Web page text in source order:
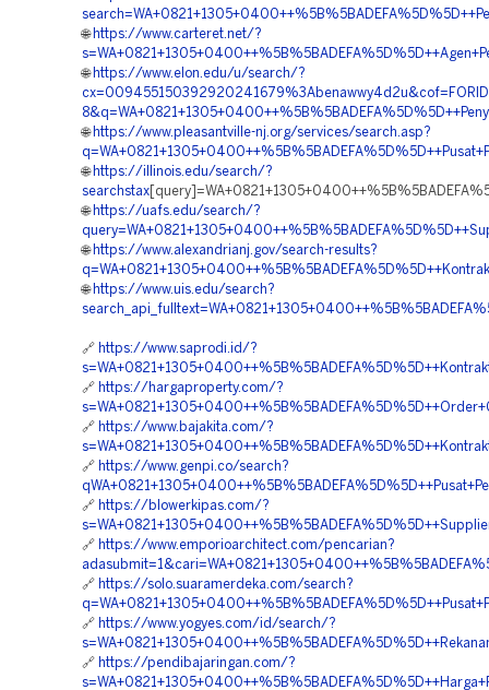
🌐 https://www.carteret.net/?
🌐 https://www.elon.edu/u/search/?
🌐 https://www.pleasantville-nj.org/services/search.asp?
🌐 https://illinois.edu/search/?
searchstax
🌐 https://uafs.edu/search/?
🌐 https://www.alexandrianj.gov/search-results?
🌐 https://www.uis.edu/search?
🔗 https://www.saprodi.id/?
🔗 https://hargaproperty.com/?
🔗 https://www.bajakita.com/?
🔗 https://www.genpi.co/search?
🔗 https://blowerkipas.com/?
🔗 https://www.emporioarchitect.com/pencarian?
🔗 https://solo.suaramerdeka.com/search?
🔗 https://www.yogyes.com/id/search/?
🔗 https://pendibajaringan.com/?